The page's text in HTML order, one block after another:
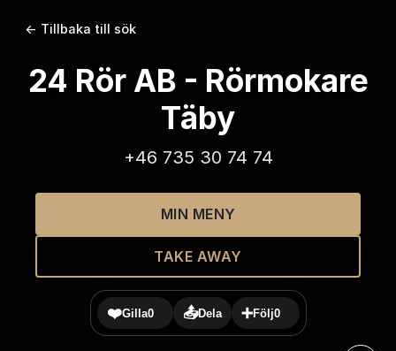
← Tillbaka till sök
24 Rör AB - Rörmokare
Täby
+46 735 30 74 74
MIN MENY
TAKE AWAY
❤️Gilla0 📤Dela ➕Följ0